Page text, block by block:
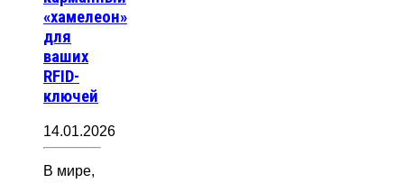
«хамелеон»
для
ваших
RFID-
ключей
14.01.2026
В мире,